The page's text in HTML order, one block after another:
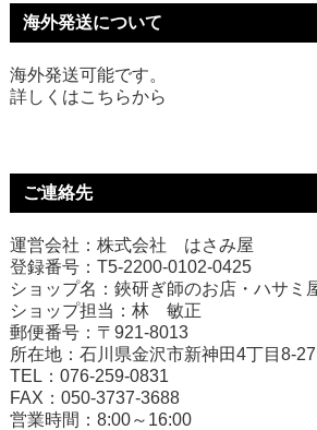
海外発送について
海外発送可能です。
詳しくはこちらから
ご連絡先
運営会社：株式会社 はさみ屋
登録番号：T5-2200-0102-0425
ショップ名：鋏研ぎ師のお店・ハサミ
ショップ担当：林 敏正
郵便番号：〒921-8013
所在地：石川県金沢市新神田4丁目8-27
TEL：076-259-0831
FAX：050-3737-3688
営業時間：8:00～16:00